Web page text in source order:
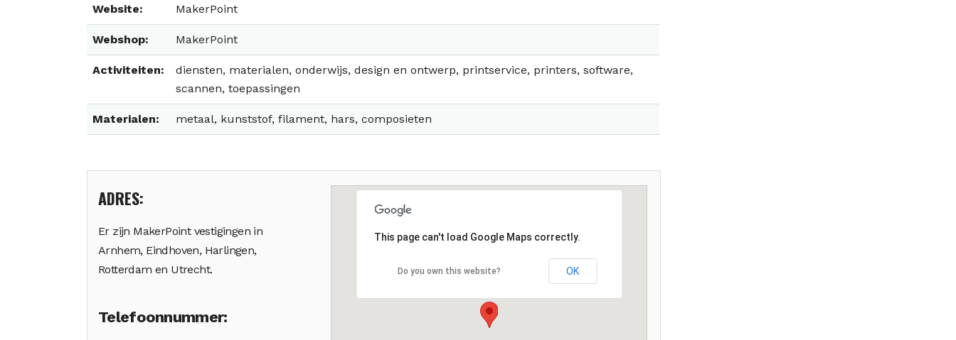
Website: MakerPoint
Webshop: MakerPoint
Activiteiten:
diensten, materialen, onderwijs, design en ontwerp, printservice, printers, software,
scannen, toepassingen
Materialen: metaal, kunststof, filament, hars, composieten
ADRES:
Er zijn MakerPoint vestigingen in
Arnhem, Eindhoven, Harlingen,
Rotterdam en Utrecht.
Telefoonnummer:
This page can't load Google Maps correctly.
Do you own this website? OK